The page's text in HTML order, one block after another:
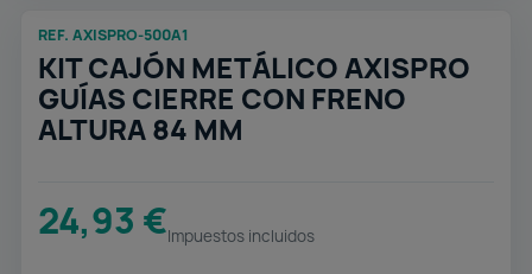
REF. AXISPRO-500A1
KIT CAJÓN METÁLICO AXISPRO
GUÍAS CIERRE CON FRENO
ALTURA 84 MM
24,93 €Impuestos incluidos